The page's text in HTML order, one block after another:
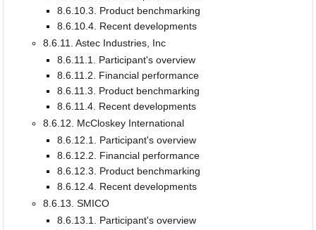
8.6.10.3. Product benchmarking
8.6.10.4. Recent developments
8.6.11. Astec Industries, Inc
8.6.11.1. Participant's overview
8.6.11.2. Financial performance
8.6.11.3. Product benchmarking
8.6.11.4. Recent developments
8.6.12. McCloskey International
8.6.12.1. Participant's overview
8.6.12.2. Financial performance
8.6.12.3. Product benchmarking
8.6.12.4. Recent developments
8.6.13. SMICO
8.6.13.1. Participant's overview